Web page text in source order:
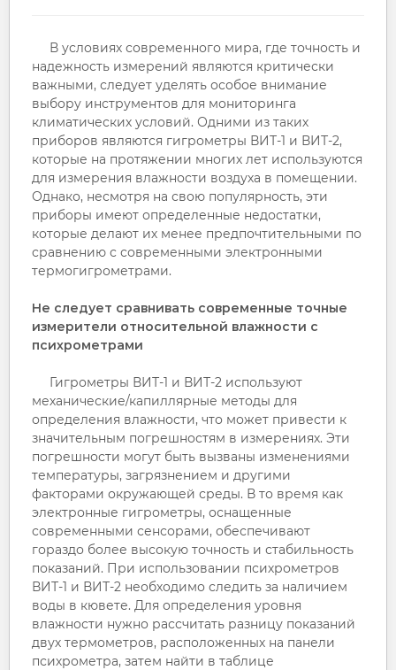
В условиях современного мира, где точность и
надежность измерений являются критически
важными, следует уделять особое внимание
выбору инструментов для мониторинга
климатических условий. Одними из таких
приборов являются гигрометры ВИТ-1 и ВИТ-2,
которые на протяжении многих лет используются
для измерения влажности воздуха в помещении.
Однако, несмотря на свою популярность, эти
приборы имеют определенные недостатки,
которые делают их менее предпочтительными по
сравнению с современными электронными
термогигрометрами.
Не следует сравнивать современные точные
измерители относительной влажности с
психрометрами
Гигрометры ВИТ-1 и ВИТ-2 используют
механические/капиллярные методы для
определения влажности, что может привести к
значительным погрешностям в измерениях. Эти
погрешности могут быть вызваны изменениями
температуры, загрязнением и другими
факторами окружающей среды. В то время как
электронные гигрометры, оснащенные
современными сенсорами, обеспечивают
гораздо более высокую точность и стабильность
показаний. При использовании психрометров
ВИТ-1 и ВИТ-2 необходимо следить за наличием
воды в кювете. Для определения уровня
влажности нужно рассчитать разницу показаний
двух термометров, расположенных на панели
психрометра, затем найти в таблице